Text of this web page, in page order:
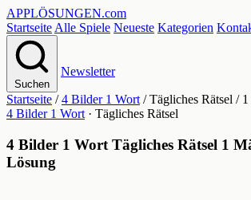
APPLÖSUNGEN.com
Startseite Alle Spiele Neueste Kategorien
Suchen
Newsletter
Startseite / 4 Bilder 1 Wort / Tägliches Rätsel /
4 Bilder 1 Wort · Tägliches Rätsel
4 Bilder 1 Wort Tägliches Rätsel 1
Lösung